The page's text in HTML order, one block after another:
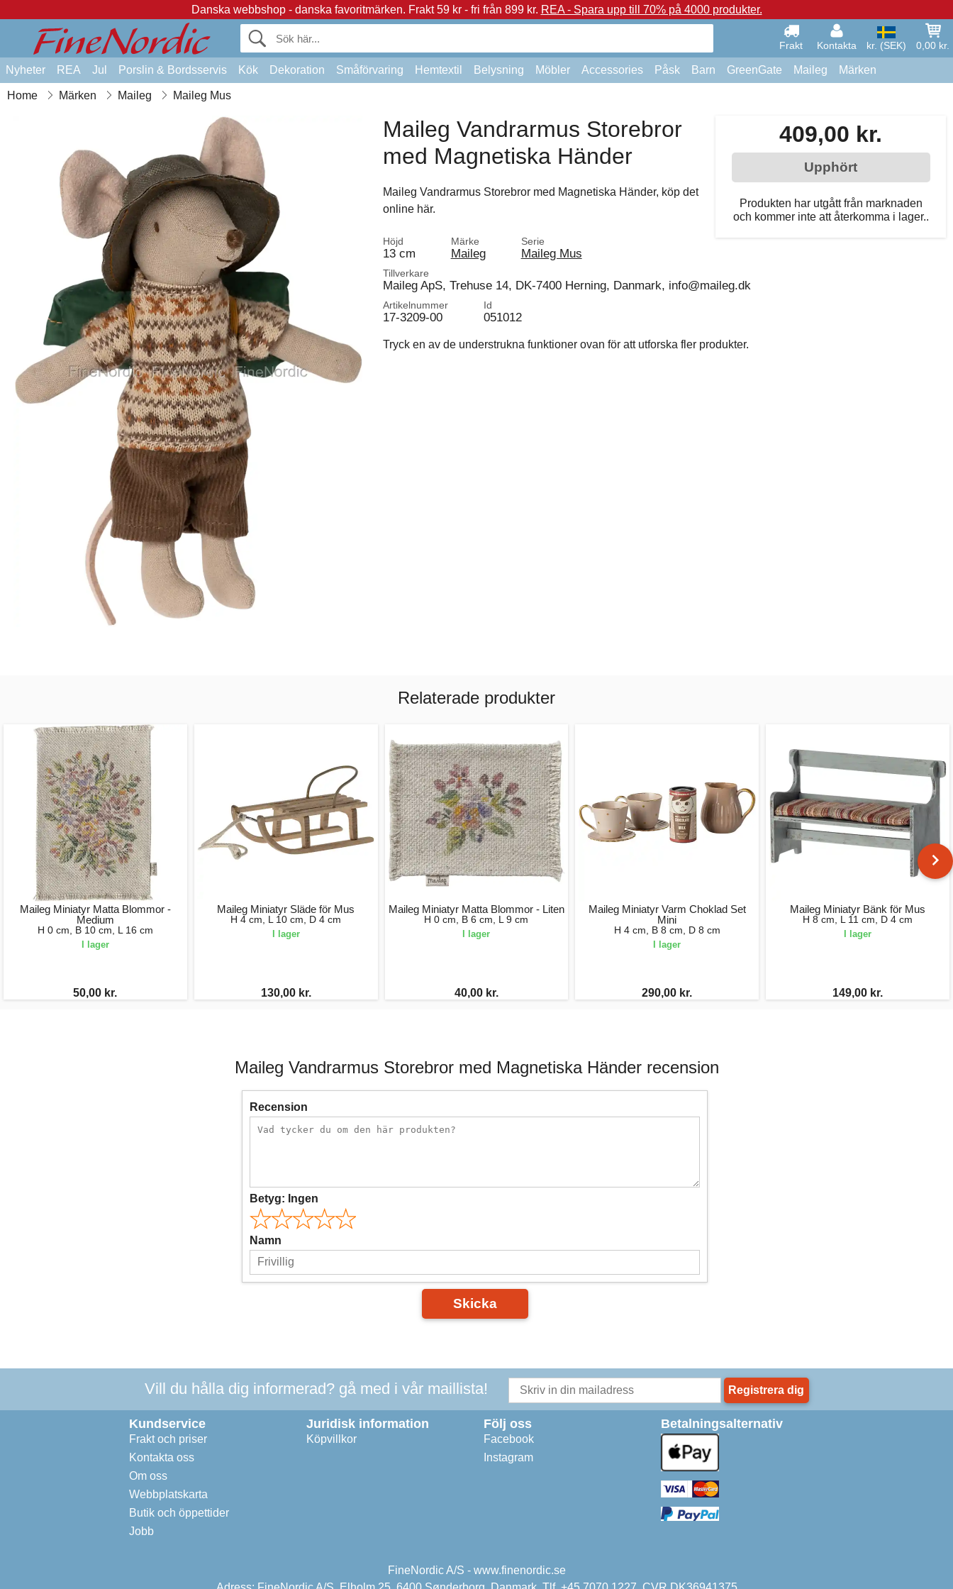
Danska webbshop - danska favoritmärken. Frakt 59 kr - fri från 899 kr. REA - Spara upp till 70% på 4000 produkter.
Frakt Kontakta kr. (SEK) 0,00 kr.
Nyheter REA Jul Porslin & Bordsservis Kök Dekoration Småförvaring Hemtextil Belysning Möbler Accessories Påsk Barn GreenGate Maileg Märken
Home Märken Maileg Maileg Mus
409,00 kr.
Upphört
Produkten har utgått från marknaden
och kommer inte att återkomma i lager..
Maileg Vandrarmus Storebror
med Magnetiska Händer
Maileg Vandrarmus Storebror med Magnetiska Händer, köp det
online här.
Höjd
13 cm
Märke
Maileg
Serie
Maileg Mus
Tillverkare
Maileg ApS, Trehuse 14, DK-7400 Herning, Danmark, info@maileg.dk
Artikelnummer
17-3209-00
Id
051012
Tryck en av de understrukna funktioner ovan för att utforska fler produkter.
Relaterade produkter
Maileg Miniatyr Matta Blommor -
Medium
H 0 cm, B 10 cm, L 16 cm
I lager
50,00 kr.
Maileg Miniatyr Släde för Mus
H 4 cm, L 10 cm, D 4 cm
I lager
130,00 kr.
Maileg Miniatyr Matta Blommor - Liten
H 0 cm, B 6 cm, L 9 cm
I lager
40,00 kr.
Maileg Miniatyr Varm Choklad Set
Mini
H 4 cm, B 8 cm, D 8 cm
I lager
290,00 kr.
Maileg Miniatyr Bänk för Mus
H 8 cm, L 11 cm, D 4 cm
I lager
149,00 kr.
Maileg Vandrarmus Storebror med Magnetiska Händer recension
Recension
Betyg: Ingen
Namn
Skicka
Vill du hålla dig informerad? gå med i vår maillista! Registrera dig
Kundservice
Frakt och priser
Kontakta oss
Om oss
Webbplatskarta
Butik och öppettider
Jobb
Juridisk information
Köpvillkor
Följ oss
Facebook
Instagram
Betalningsalternativ
FineNordic A/S - www.finenordic.se